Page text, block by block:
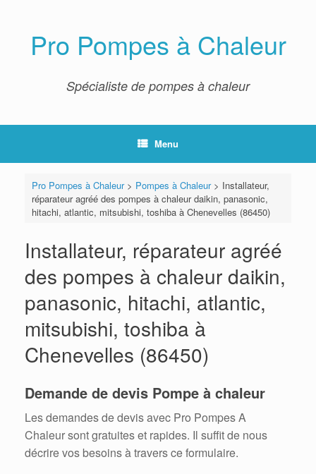
Pro Pompes à Chaleur
Spécialiste de pompes à chaleur
Menu
Pro Pompes à Chaleur> Pompes à Chaleur> Installateur,
réparateur agréé des pompes à chaleur daikin, panasonic,
hitachi, atlantic, mitsubishi, toshiba à Chenevelles (86450)
Installateur, réparateur agréé
des pompes à chaleur daikin,
panasonic, hitachi, atlantic,
mitsubishi, toshiba à
Chenevelles (86450)
Demande de devis Pompe à chaleur
Les demandes de devis avec Pro Pompes A
Chaleur sont gratuites et rapides. Il suffit de nous
décrire vos besoins à travers ce formulaire.